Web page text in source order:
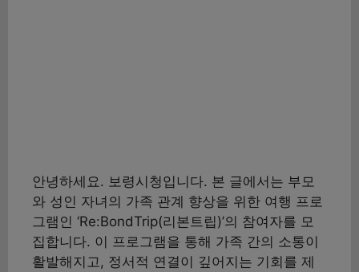
안녕하세요. 보령시청입니다. 본 글에서는 부모
와 성인 자녀의 가족 관계 향상을 위한 여행 프로
그램인 ‘Re:BondTrip(리본트립)’의 참여자를 모
집합니다. 이 프로그램을 통해 가족 간의 소통이
활발해지고, 정서적 연결이 깊어지는 기회를 제